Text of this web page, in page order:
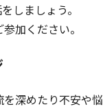
しましょう。
加ください。
深めたり不安や悩